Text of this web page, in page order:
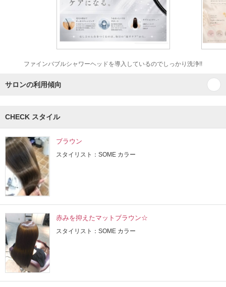
ファインバブルシャワーヘッドを導入しているのでしっかり洗浄!!
サロンの利用傾向
CHECK スタイル
ブラウン
スタイリスト：SOME カラー
赤みを抑えたマットブラウン☆
スタイリスト：SOME カラー